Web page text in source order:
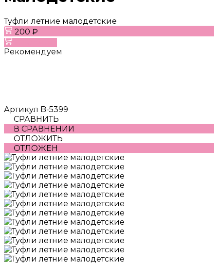
Туфли летние малодетские
200 ₽
Рекомендуем
Артикул B-5399
СРАВНИТЬ
В СРАВНЕНИИ
ОТЛОЖИТЬ
ОТЛОЖЕН